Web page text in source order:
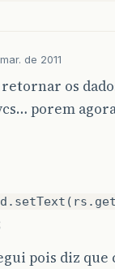
de 2011
os
porem
pois diz que